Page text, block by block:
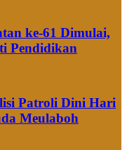
ke-61 Dimulai,
Pendidikan
Patroli Dini Hari
Meulaboh